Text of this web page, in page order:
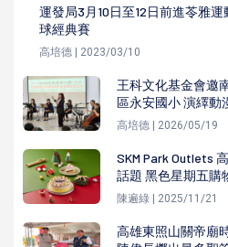
運發局3月10日至12日前進苓雅
球經典賽
高培德 | 2023/03/10
王科文化基金會邀
區永安國小 演繹動
高培德 | 2026/05/19
SKM Park Outlets
話題 黑色星期五購
陳遍綠 | 2025/11/21
高雄東照山關帝廟